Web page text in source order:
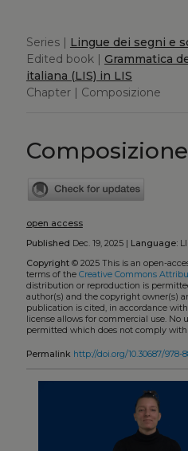
Series | Lingue dei segni e
Edited book | Grammatica
italiana (LIS) in LIS
Chapter | Composizione
Composizione
open access
Published Dec. 19, 2025 | Language:
Copyright© 2025 This is an open-
terms of the Creative Commons
distribution or reproduction is
author(s) and the copyright owner(s)
publication is cited, in accordance
license allows for commercial use. No
permitted which does not comply with
Permalink http://doi.org/10.30687/978-